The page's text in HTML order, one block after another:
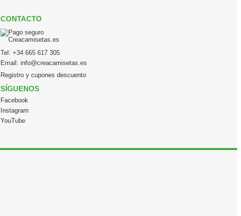
CONTACTO
Tel: +34 665 617 305
Email: info@creacamisetas.es
Registro y cupones descuento
SÍGUENOS
Facebook
Instagram
YouTube